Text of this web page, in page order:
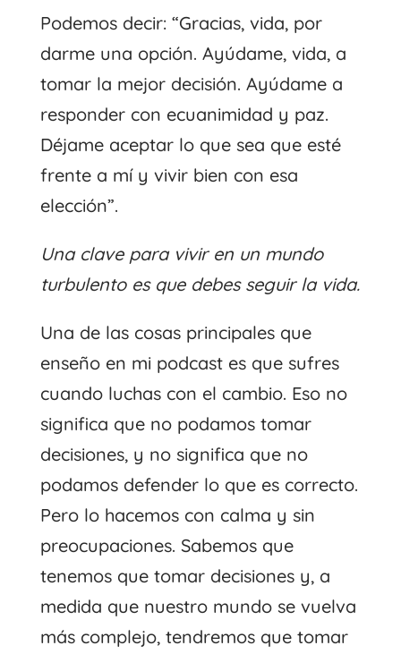
Podemos decir: “Gracias, vida, por
darme una opción. Ayúdame, vida, a
tomar la mejor decisión. Ayúdame a
responder con ecuanimidad y paz.
Déjame aceptar lo que sea que esté
frente a mí y vivir bien con esa
elección”.
Una clave para vivir en un mundo
turbulento es que debes seguir la vida.
Una de las cosas principales que
enseño en mi podcast es que sufres
cuando luchas con el cambio. Eso no
significa que no podamos tomar
decisiones, y no significa que no
podamos defender lo que es correcto.
Pero lo hacemos con calma y sin
preocupaciones. Sabemos que
tenemos que tomar decisiones y, a
medida que nuestro mundo se vuelva
más complejo, tendremos que tomar